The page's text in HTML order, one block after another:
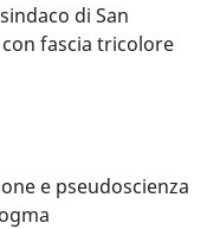
di San
fascia tricolore
e pseudoscienza